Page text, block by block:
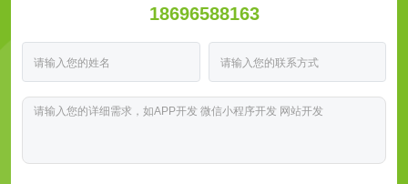
18696588163